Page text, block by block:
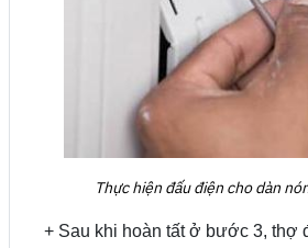
Thực hiện đấu điện cho dàn
+ Sau khi hoàn tất ở bước 3, thợ